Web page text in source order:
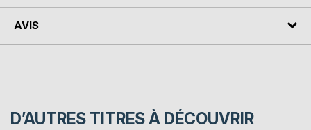
AVIS
D’AUTRES TITRES À DÉCOUVRIR